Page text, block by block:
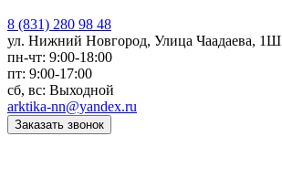
8 (831) 280 98 48
ул. Нижний Новгород, Улица Чаадаева, 1Ш
пн-чт: 9:00-18:00
пт: 9:00-17:00
сб, вс: Выходной
arktika-nn@yandex.ru
Заказать звонок